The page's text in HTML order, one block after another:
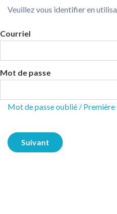
Veuillez vous identifier en
Courriel
Mot de passe
Mot de passe oublié / Première